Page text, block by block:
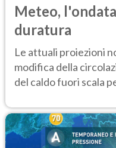
Meteo,
duratura
Le attuali proiezioni
modifica della
del caldo fuori scala